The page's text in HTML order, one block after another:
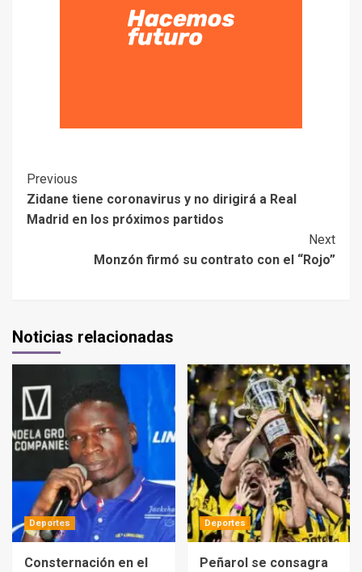
Previous
Zidane tiene coronavirus y no dirigirá a Real
Madrid en los próximos partidos
Next
Monzón firmó su contrato con el “Rojo”
Noticias relacionadas
Deportes
Consternación en el
Deportes
Peñarol se consagra